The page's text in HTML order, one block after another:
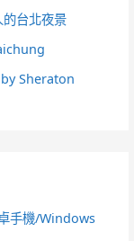
台北夜景
Sheraton
手機/Windows